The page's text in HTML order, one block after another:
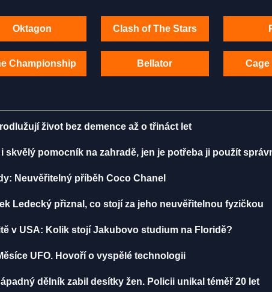
Oktagon Clash of The Stars
Championship Bellator Cage
život bez demence až o třináct let
skvělý pomocník na zahradě, jen je potřeba ji použít
Neuvěřitelný příběh Coco Chanel
Ledecký přiznal, co stojí za jeho neuvěřitelnou fyzičkou
v USA: Kolik stojí Jakubovo studium na Floridě?
UFO. Hovoří o vyspělé technologii
dělník zabil desítky žen. Policii unikal téměř 20 let